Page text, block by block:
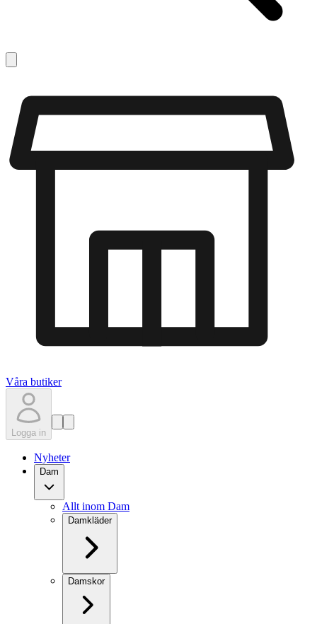
Våra butiker
Logga in
Nyheter
Dam
Allt inom Dam
Damkläder
Damskor